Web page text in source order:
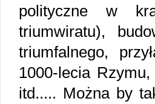
polityczne w
triumwiratu),
triumfalnego,
1000-lecia
itd..... Można by